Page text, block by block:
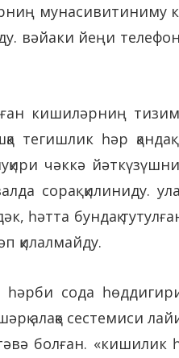
мунасивитиниму
вәйаки йеңи
кишиләрниң
тегишлик һәр
чәккә йәткүзүшни
сорақ қилиниду.
һәтта бундақ
қилалмайду.
сода
алақә сестемиси
болған. «кишилик